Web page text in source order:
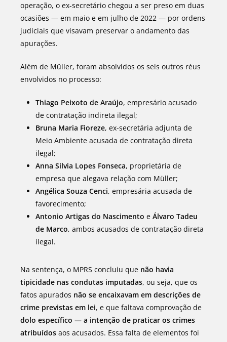
operação, o ex-secretário chegou a ser preso em duas
ocasiões — em maio e em julho de 2022 — por ordens
judiciais que visavam preservar o andamento das
apurações.
Além de Müller, foram absolvidos os seis outros réus
envolvidos no processo:
Thiago Peixoto de Araújo, empresário acusado
de contratação indireta ilegal;
Bruna Maria Fioreze, ex-secretária adjunta de
Meio Ambiente acusada de contratação direta
ilegal;
Anna Silvia Lopes Fonseca, proprietária de
empresa que alegava relação com Müller;
Angélica Souza Cenci, empresária acusada de
favorecimento;
Antonio Artigas do Nascimento e Álvaro Tadeu
de Marco, ambos acusados de contratação direta
ilegal.
Na sentença, o MPRS concluiu que não havia
tipicidade nas condutas imputadas, ou seja, que os
fatos apurados não se encaixavam em descrições de
crime previstas em lei, e que faltava comprovação de
dolo específico — a intenção de praticar os crimes
atribuídos aos acusados. Essa falta de elementos foi